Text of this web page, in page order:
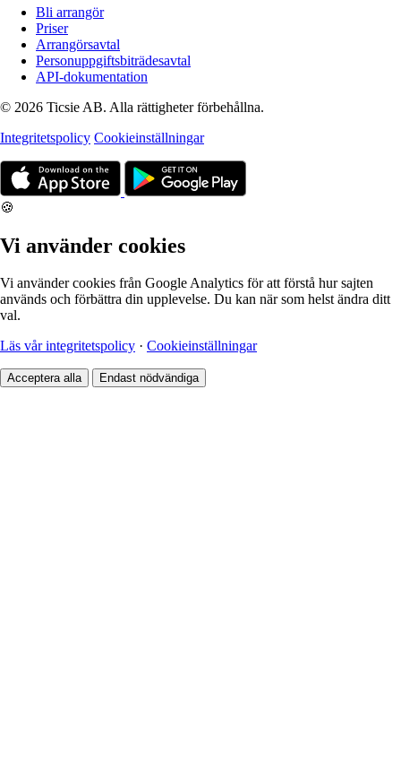
Bli arrangör
Priser
Arrangörsavtal
Personuppgiftsbiträdesavtal
API-dokumentation
© 2026 Ticsie AB. Alla rättigheter förbehållna.
Integritetspolicy Cookieinställningar
🍪
Vi använder cookies
Vi använder cookies från Google Analytics för att förstå hur sajten
används och förbättra din upplevelse. Du kan när som helst ändra ditt
val.
Läs vår integritetspolicy · Cookieinställningar
Acceptera alla Endast nödvändiga